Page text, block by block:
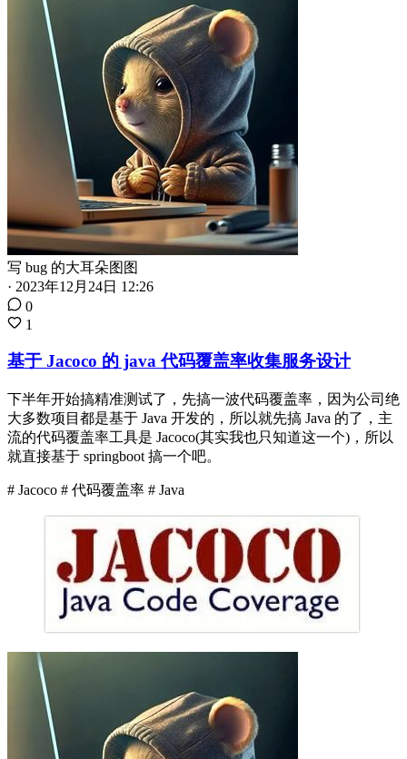
写 bug 的大耳朵图图
· 2023年12月24日 12:26
0
1
基于 Jacoco 的 java 代码覆盖率收集服务设计
下半年开始搞精准测试了，先搞一波代码覆盖率，因为公司绝
大多数项目都是基于 Java 开发的，所以就先搞 Java 的了，主
流的代码覆盖率工具是 Jacoco(其实我也只知道这一个)，所以
就直接基于 springboot 搞一个吧。
# Jacoco # 代码覆盖率 # Java